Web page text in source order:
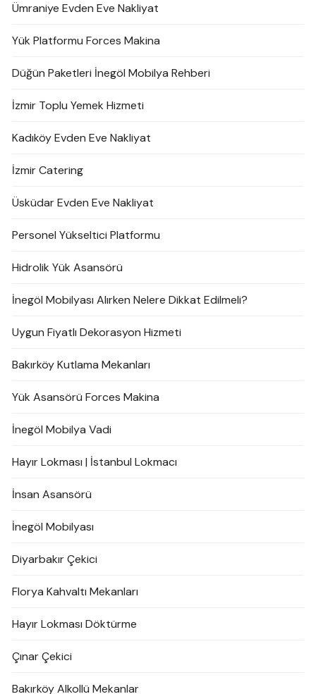
Ümraniye Evden Eve Nakliyat
Yük Platformu Forces Makina
Düğün Paketleri İnegöl Mobilya Rehberi
İzmir Toplu Yemek Hizmeti
Kadıköy Evden Eve Nakliyat
İzmir Catering
Üsküdar Evden Eve Nakliyat
Personel Yükseltici Platformu
Hidrolik Yük Asansörü
İnegöl Mobilyası Alırken Nelere Dikkat Edilmeli?
Uygun Fiyatlı Dekorasyon Hizmeti
Bakırköy Kutlama Mekanları
Yük Asansörü Forces Makina
İnegöl Mobilya Vadi
Hayır Lokması | İstanbul Lokmacı
İnsan Asansörü
İnegöl Mobilyası
Diyarbakır Çekici
Florya Kahvaltı Mekanları
Hayır Lokması Döktürme
Çınar Çekici
Bakırköy Alkollü Mekanlar